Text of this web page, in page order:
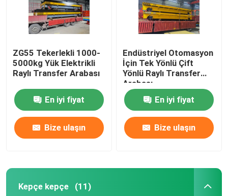
ZG55 Tekerlekli 1000-
5000kg Yük Elektrikli
Raylı Transfer Arabası
En iyi fiyat
Bize ulaşın
Endüstriyel Otomasyon
İçin Tek Yönlü Çift
Yönlü Raylı Transfer
Arabası
En iyi fiyat
Bize ulaşın
Kepçe kepçe (11)